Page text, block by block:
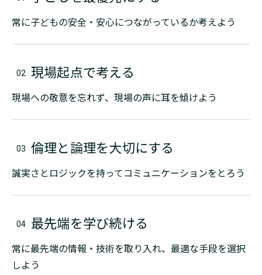
常に子どもの安全・安心につながっているか考えよう
現場起点で考える
現場への敬意を忘れず、現場の声に耳を傾けよう
倫理と論理を大切にする
誠実さとロジックを持ってコミュニケーションをとろう
最先端を学び続ける
常に最先端の情報・技術を取り入れ、最適な手段を選択
しよう